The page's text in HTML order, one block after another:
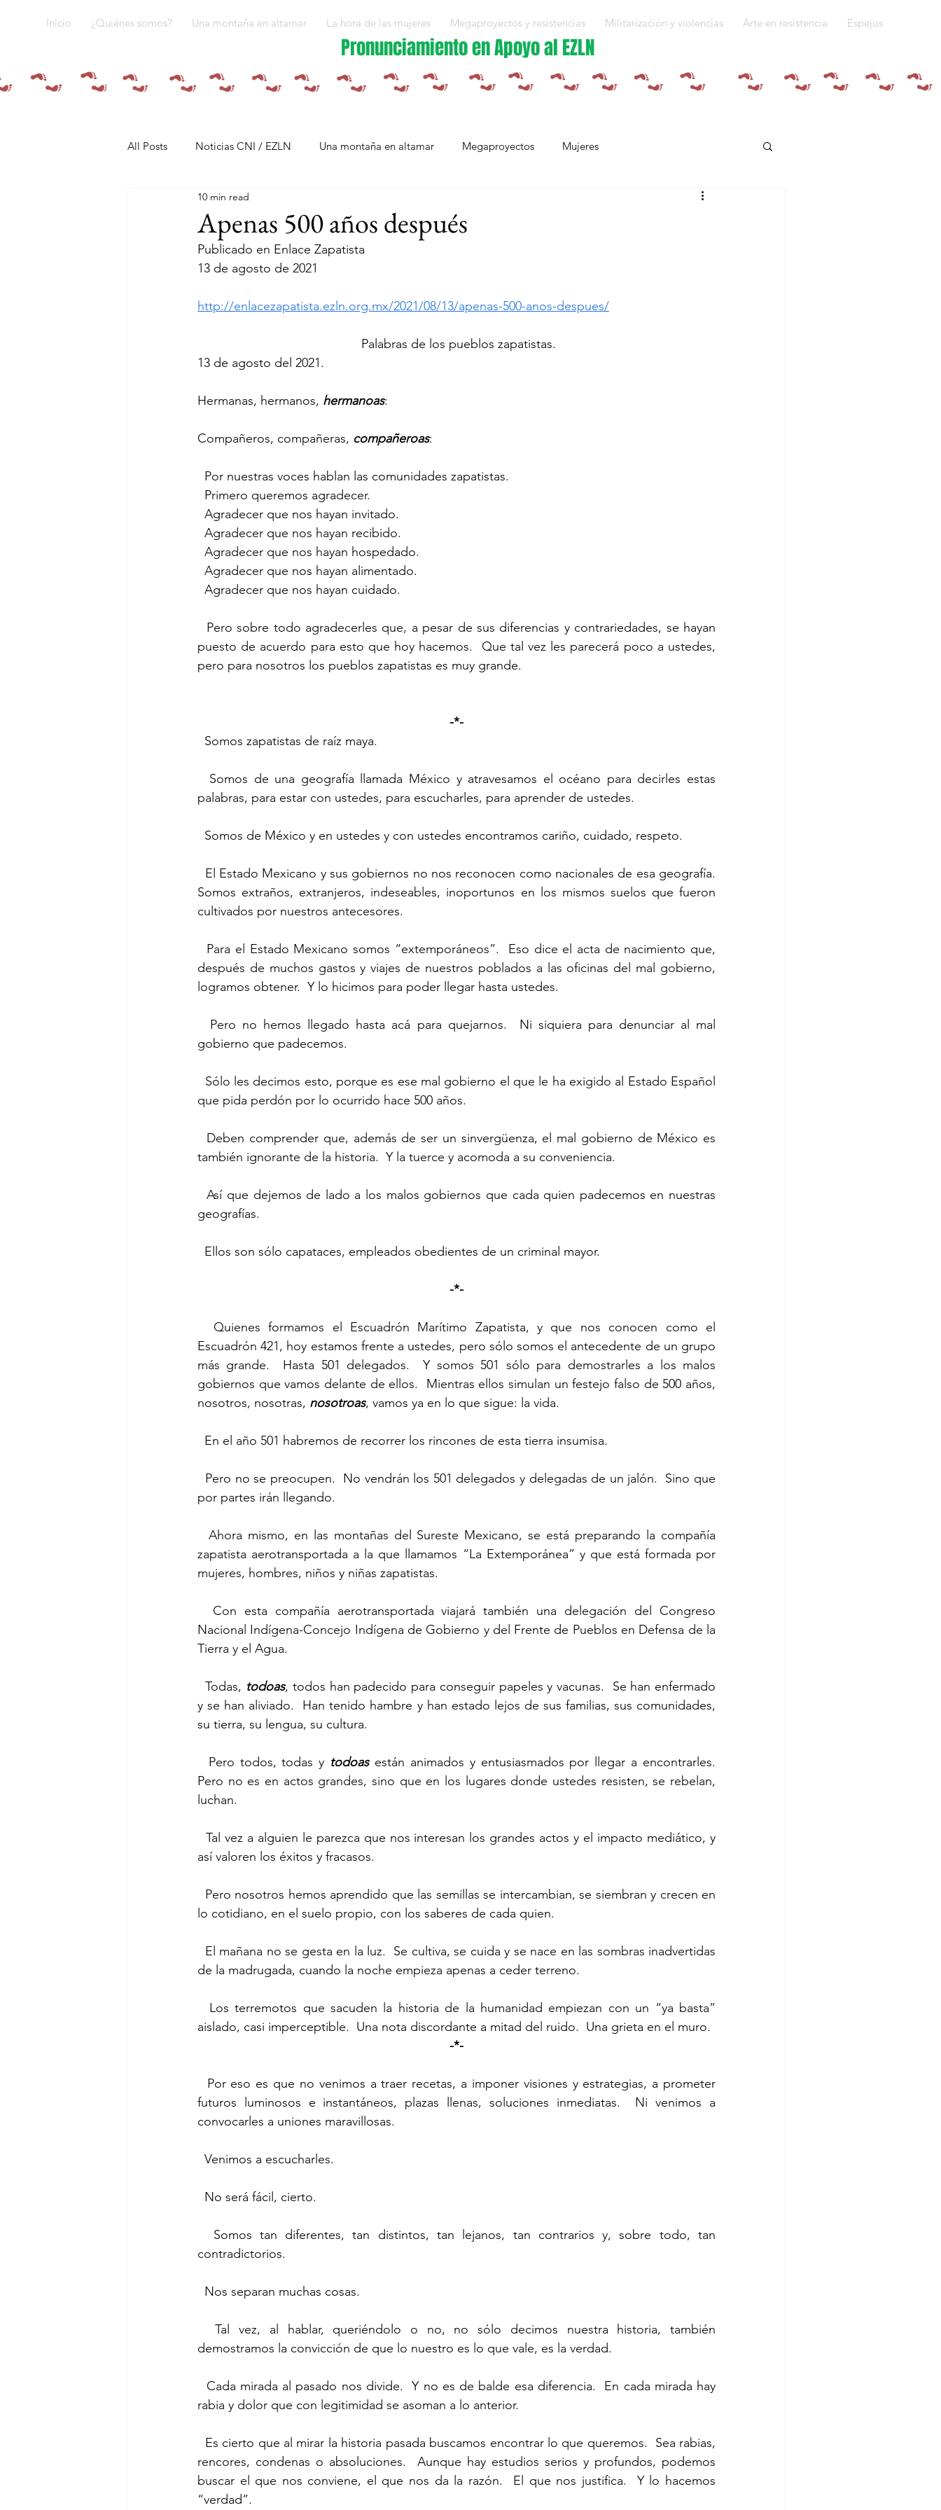
Inicio ¿Quiénes somos? Una montaña en altamar La hora de las mujeres Megaproyectos y resistencias Militarización y violencias Arte en resistencia Espejos
Pronunciamiento en Apoyo al EZLN
All Posts Noticias CNI / EZLN Una montaña en altamar Megaproyectos Mujeres
Pandemia y pueblos indígenas Quiénes somos
Resistencias Tren Maya Plan Integral Morelos
Apenas 500 años después
10 min read
Publicado en Enlace Zapatista
13 de agosto de 2021
http://enlacezapatista.ezln.org.mx/2021/08/13/apenas-500-anos-despues/
Palabras de los pueblos zapatistas.
13 de agosto del 2021.
Hermanas, hermanos, hermanoas:
Compañeros, compañeras, compañeroas:
  Por nuestras voces hablan las comunidades zapatistas.
  Primero queremos agradecer.
  Agradecer que nos hayan invitado.
  Agradecer que nos hayan recibido.
  Agradecer que nos hayan hospedado.
  Agradecer que nos hayan alimentado.
  Agradecer que nos hayan cuidado.
puesto de acuerdo para esto que hoy hacemos.  Que tal vez les parecerá poco a ustedes,
pero para nosotros los pueblos zapatistas es muy grande.
-*-
  Somos zapatistas de raíz maya.
palabras, para estar con ustedes, para escucharles, para aprender de ustedes.
  Somos de México y en ustedes y con ustedes encontramos cariño, cuidado, respeto.
Somos extraños, extranjeros, indeseables, inoportunos en los mismos suelos que fueron
cultivados por nuestros antecesores.
después de muchos gastos y viajes de nuestros poblados a las oficinas del mal gobierno,
logramos obtener.  Y lo hicimos para poder llegar hasta ustedes.
gobierno que padecemos.
que pida perdón por lo ocurrido hace 500 años.
también ignorante de la historia.  Y la tuerce y acomoda a su conveniencia.
  Así que dejemos de lado a los malos gobiernos que cada quien padecemos en nuestras
geografías.
  Ellos son sólo capataces, empleados obedientes de un criminal mayor.
-*-
Escuadrón 421, hoy estamos frente a ustedes, pero sólo somos el antecedente de un grupo
más grande.  Hasta 501 delegados.  Y somos 501 sólo para demostrarles a los malos
gobiernos que vamos delante de ellos.  Mientras ellos simulan un festejo falso de 500 años,
nosotros, nosotras, nosotroas, vamos ya en lo que sigue: la vida.
  En el año 501 habremos de recorrer los rincones de esta tierra insumisa.
por partes irán llegando.
zapatista aerotransportada a la que llamamos “La Extemporánea” y que está formada por
mujeres, hombres, niños y niñas zapatistas.
Nacional Indígena-Concejo Indígena de Gobierno y del Frente de Pueblos en Defensa de la
Tierra y el Agua.
  Todas,
todoas, todos han padecido para conseguir papeles y vacunas.  Se han enfermado
y se han aliviado.  Han tenido hambre y han estado lejos de sus familias, sus comunidades,
su tierra, su lengua, su cultura.
  Pero todos, todas y
todoas están animados y entusiasmados por llegar a encontrarles.
Pero no es en actos grandes, sino que en los lugares donde ustedes resisten, se rebelan,
luchan.
así valoren los éxitos y fracasos.
lo cotidiano, en el suelo propio, con los saberes de cada quien.
de la madrugada, cuando la noche empieza apenas a ceder terreno.
aislado, casi imperceptible.  Una nota discordante a mitad del ruido.  Una grieta en el muro.
-*-
futuros luminosos e instantáneos, plazas llenas, soluciones inmediatas.  Ni venimos a
convocarles a uniones maravillosas.
  Venimos a escucharles.
  No será fácil, cierto.
contradictorios.
  Nos separan muchas cosas.
  Tal vez, al hablar, queriéndolo o no, no sólo decimos nuestra historia, también
demostramos la convicción de que lo nuestro es lo que vale, es la verdad.
rabia y dolor que con legitimidad se asoman a lo anterior.
rencores, condenas o absoluciones.  Aunque hay estudios serios y profundos, podemos
buscar el que nos conviene, el que nos da la razón.  El que nos justifica.  Y lo hacemos
“verdad”.